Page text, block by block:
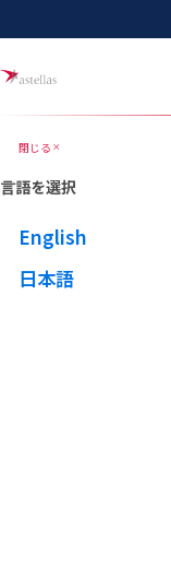
閉じる close
言語を選択
English
日本語